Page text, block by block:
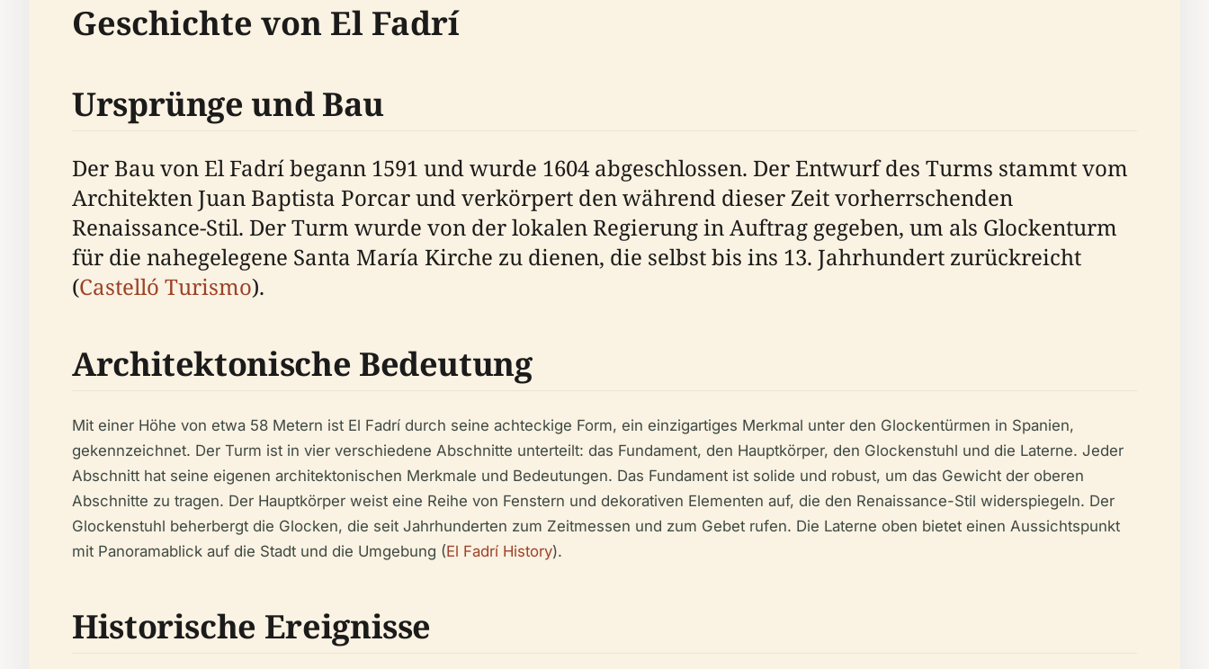
Geschichte von El Fadrí
Ursprünge und Bau
Der Bau von El Fadrí begann 1591 und wurde 1604 abgeschlossen. Der Entwurf des Turms stammt vom
Architekten Juan Baptista Porcar und verkörpert den während dieser Zeit vorherrschenden
Renaissance-Stil. Der Turm wurde von der lokalen Regierung in Auftrag gegeben, um als Glockenturm
für die nahegelegene Santa María Kirche zu dienen, die selbst bis ins 13. Jahrhundert zurückreicht
(Castelló Turismo).
Architektonische Bedeutung
Mit einer Höhe von etwa 58 Metern ist El Fadrí durch seine achteckige Form, ein einzigartiges Merkmal unter den Glockentürmen in Spanien,
gekennzeichnet. Der Turm ist in vier verschiedene Abschnitte unterteilt: das Fundament, den Hauptkörper, den Glockenstuhl und die Laterne. Jeder
Abschnitt hat seine eigenen architektonischen Merkmale und Bedeutungen. Das Fundament ist solide und robust, um das Gewicht der oberen
Abschnitte zu tragen. Der Hauptkörper weist eine Reihe von Fenstern und dekorativen Elementen auf, die den Renaissance-Stil widerspiegeln. Der
Glockenstuhl beherbergt die Glocken, die seit Jahrhunderten zum Zeitmessen und zum Gebet rufen. Die Laterne oben bietet einen Aussichtspunkt
mit Panoramablick auf die Stadt und die Umgebung (El Fadrí History).
Historische Ereignisse